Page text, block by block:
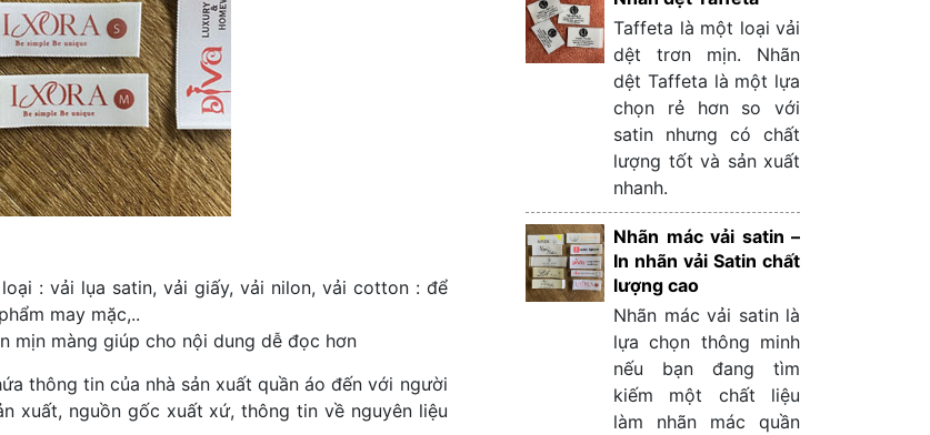
: vải lụa satin, vải giấy, vải nilon, vải cotton : để
may mặc,..
mịn màng giúp cho nội dung dễ đọc hơn
thông tin của nhà sản xuất quần áo đến với người
xuất, nguồn gốc xuất xứ, thông tin về nguyên liệu
Taffeta là một loại vải
dệt trơn mịn. Nhãn
dệt Taffeta là một lựa
chọn rẻ hơn so với
satin nhưng có chất
lượng tốt và sản xuất
nhanh.
Nhãn mác vải satin –
In nhãn vải Satin chất
lượng cao
Nhãn mác vải satin là
lựa chọn thông minh
nếu bạn đang tìm
kiếm một chất liệu
làm nhãn mác quần